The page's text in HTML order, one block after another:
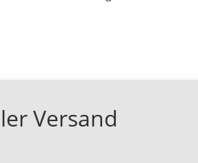
Versand